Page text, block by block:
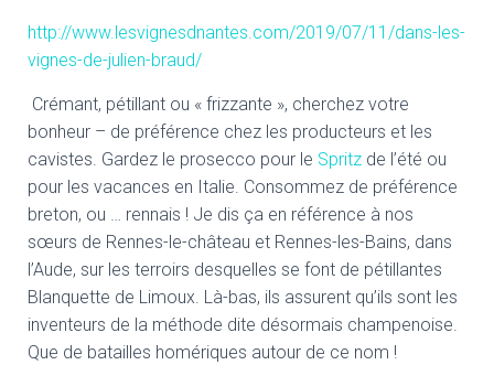
http://www.lesvignesdnantes.com/2019/07/11/dans-les-
vignes-de-julien-braud/
Crémant, pétillant ou « frizzante », cherchez votre
bonheur – de préférence chez les producteurs et les
cavistes. Gardez le prosecco pour le Spritz de l’été ou
pour les vacances en Italie. Consommez de préférence
breton, ou … rennais ! Je dis ça en référence à nos
sœurs de Rennes-le-château et Rennes-les-Bains, dans
l’Aude, sur les terroirs desquelles se font de pétillantes
Blanquette de Limoux. Là-bas, ils assurent qu’ils sont les
inventeurs de la méthode dite désormais champenoise.
Que de batailles homériques autour de ce nom !